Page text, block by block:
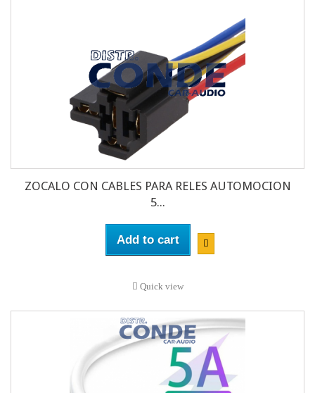
ZOCALO CON CABLES PARA RELES AUTOMOCION
5...
Add to cart
Quick view